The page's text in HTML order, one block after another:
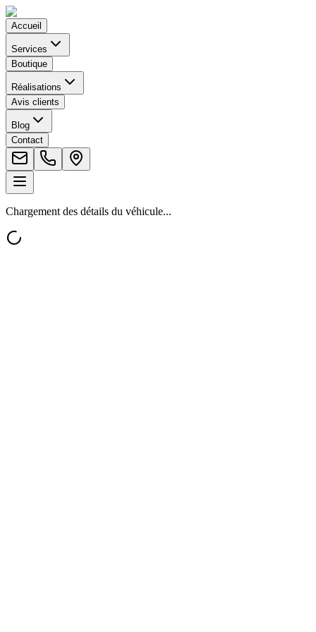
Accueil
Services
Boutique
Réalisations
Avis clients
Blog
Contact
Chargement des détails du véhicule...